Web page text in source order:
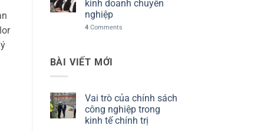
kinh doanh chuyên
nghiệp
4Comments
BÀI VIẾT MỚI
Vai trò của chính sách
công nghiệp trong
kinh tế chính trị